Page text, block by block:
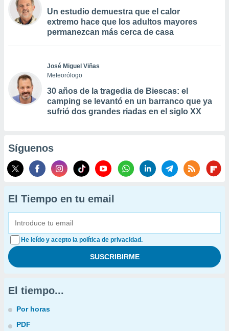
Un estudio demuestra que el calor
extremo hace que los adultos mayores
permanezcan más cerca de casa
José Miguel Viñas
Meteorólogo
30 años de la tragedia de Biescas: el
camping se levantó en un barranco que ya
sufrió dos grandes riadas en el siglo XX
Síguenos
El Tiempo en tu email
He leído y acepto la política de privacidad.
El tiempo...
Por horas
PDF